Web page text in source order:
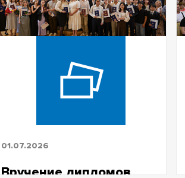
01.07.2026
Вручение дипломов